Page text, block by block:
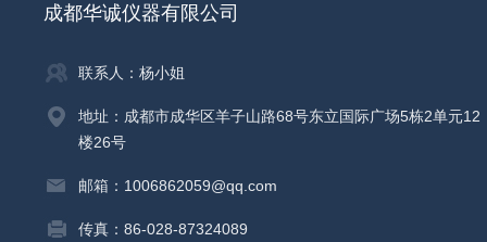
成都华诚仪器有限公司
联系人：杨小姐
地址：成都市成华区羊子山路68号东立国际广场5栋2单元12
楼26号
邮箱：1006862059@qq.com
传真：86-028-87324089